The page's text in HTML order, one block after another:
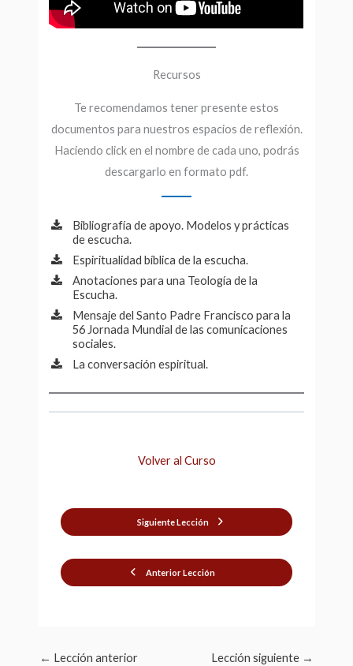
Recursos
Te recomendamos tener presente estos
documentos para nuestros espacios de reflexión.
Haciendo click en el nombre de cada uno, podrás
descargarlo en formato pdf.
Bibliografía de apoyo. Modelos y prácticas
de escucha.
Espiritualidad bíblica de la escucha.
Anotaciones para una Teología de la
Escucha.
Mensaje del Santo Padre Francisco para la
56 Jornada Mundial de las comunicaciones
sociales.
La conversación espiritual.
Anterior Lección
Volver al Curso
Siguiente Lección
← Lección anterior Lección siguiente →